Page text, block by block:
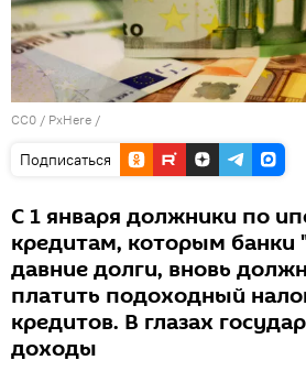
CC0 / PxHere /
Подписаться
С 1 января должники по
кредитам, которым банки
давние долги, вновь
платить подоходный
кредитов. В глазах
доходы